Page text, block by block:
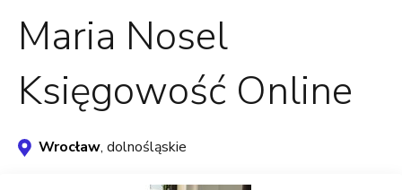
Maria Nosel
Księgowość Online
Wrocław, dolnośląskie